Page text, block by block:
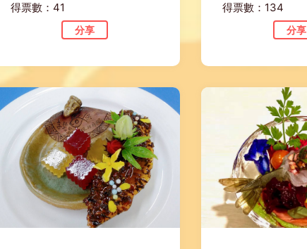
得票數：41
分享
得票數：134
分享